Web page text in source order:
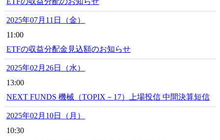
2025年07月11日（金）
11:00
ETFの収益分配金見込額のお知らせ
2025年02月26日（水）
13:00
NEXT FUNDS 機械（TOPIX－17）上場投信 中間決算短信
2025年02月10日（月）
10:30